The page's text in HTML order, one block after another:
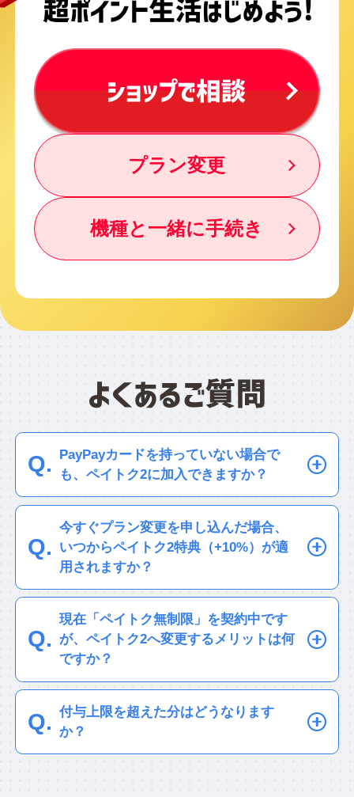
プラン変更
機種と一緒に手続き
PayPayカードを持っていない場合で
も、ペイトク2に加入できますか？
はい、もちろん ご加入いただけます！
PayPayカード（またはPayPayカード
ゴールド）をお持ちでなくても、「ペ
イトク2」に加入してPayPay（残高/ク
月）のポイントが貯まります。
ペイトク2特典の適用にはPayPayアプリとの
ドなどへの各種チャージ、PayPayカード ゴ
ールドの年会費など、対象外となるお支払い
今すぐプラン変更を申し込んだ場合、
いつからペイトク2特典（+10%）が適
用されますか？
すでにソフトバンクを
ご利用中のお客さま
ペイトク2の適用は 翌請求月（翌月）
から適用されます。
ペイトク2が適用される前月末までに
PayPayアプリにPayPayカード ゴー
ルドを連携済みのお客さま：ペイト
現在「ペイトク無制限」を契約中です
が、ペイトク2へ変更するメリットは何
ですか？
PayPayカード ゴールド（年会費
11,000円）をお持ちのお客さまは
PayPay（クレジット/残高/ポイント）ま
たは、PayPayカード ゴールドでのお買
付与上限を超えた分はどうなります
か？